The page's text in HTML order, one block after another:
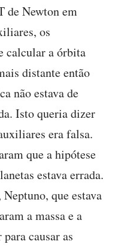
de Newton em
os
calcular a órbita
distante então
não estava de
Isto queria dizer
era falsa.
que a hipótese
estava errada.
que estava
a massa e a
causar as